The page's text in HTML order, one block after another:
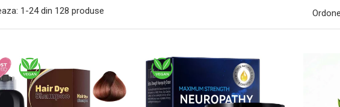
1-24din 128 produse